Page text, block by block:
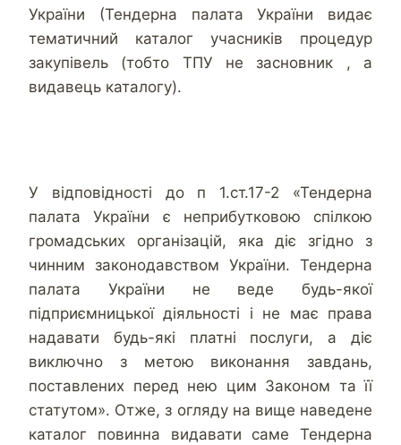
України (Тендерна палата України видає
тематичний каталог учасників процедур
закупівель (тобто ТПУ не засновник , а
видавець каталогу).
У відповідності до п 1.ст.17-2 «Тендерна
палата України є неприбутковою спілкою
громадських організацій, яка діє згідно з
чинним законодавством України. Тендерна
палата України не веде будь-якої
підприємницької діяльності і не має права
надавати будь-які платні послуги, а діє
виключно з метою виконання завдань,
поставлених перед нею цим Законом та її
статутом». Отже, з огляду на вище наведене
каталог повинна видавати саме Тендерна